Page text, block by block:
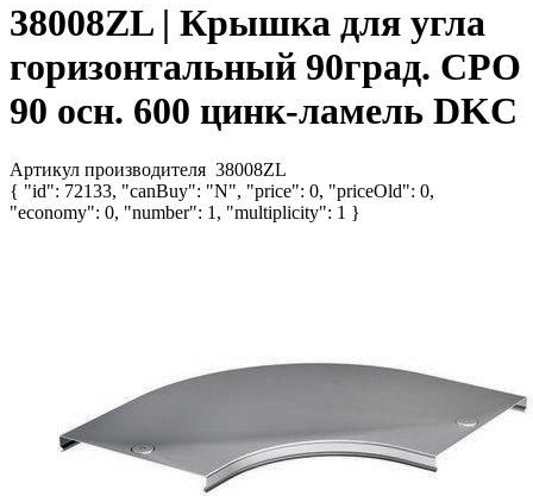
38008ZL | Крышка для угла
горизонтальный 90град. CPO
90 осн. 600 цинк-ламель DKC
Артикул производителя 38008ZL
{ "id": 72133, "canBuy": "N", "price": 0, "priceOld": 0,
"economy": 0, "number": 1, "multiplicity": 1 }